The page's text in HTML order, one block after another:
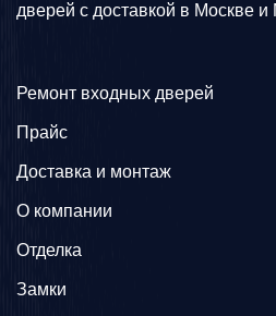
дверей с доставкой в Москве и
Ремонт входных дверей
Прайс
Доставка и монтаж
О компании
Отделка
Замки